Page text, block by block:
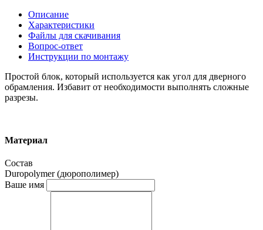
Описание
Характеристики
Файлы для скачивания
Вопрос-ответ
Инструкции по монтажу
Простой блок, который используется как угол для дверного
обрамления. Избавит от необходимости выполнять сложные
разрезы.
Материал
Состав
Duropolymer (дюрополимер)
Ваше имя